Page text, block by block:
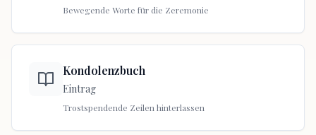
Bewegende Worte für die Zeremonie
Kondolenzbuch
Eintrag
Trostspendende Zeilen hinterlassen